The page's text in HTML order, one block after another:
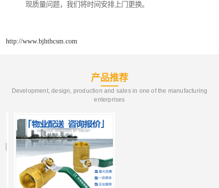
现质量问题，我们将时间安排上门更换。
http://www.bjhthcsm.com
产品推荐
Development, design, production and sales in one of the manufacturing
enterprises